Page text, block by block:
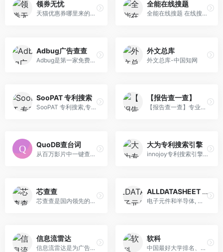
领券无忧
天猫优惠券哪里来的，天猫优惠券怎么领取？上领券无忧（lq5u.com）啊！专业的天猫超市优惠券领取网站，领券无忧app汇聚全网天猫淘宝优惠券。天猫优惠券免费领取 ，享天猫商城优惠价。
全能在线搜题
全能在线搜题 在线搜索网课答案 全能搜题官网 网课答案 搜题 免费搜题 在线搜题 学习通找答案 找答案 大学生 学习网站
Adbug广告查查
Adbug是第一家免费的数字广告搜索引擎，让广告营销圈人士检索到日益变化的营销信息，了解营销策略趋势，行业风向，全景洞悉广告生态圈生态发展，并侧面记录广告 商业文明。Adbug也会不断推出创新的广告应用场景来给营销人士丰富的体验
外文总库
外文总库-中国知网
SooPAT 专利搜索
SooPAT 专利搜索,专利搜索,专利查询,检索,下载
【报告查一查】
【报告查一查】专业研报平台丨收录海量行业报告/券商研报丨免费分享行业研报
QuoDB查台词
从百万影片中一键查找台词
大为专利搜索引擎
innojoy专利搜索引擎收录全球105多个国家1.4亿多件专利数据,简单易用.专利搜索,innojoy专利搜索,中文专利搜索引擎,专利检索,专利查询,专利下载,发明专利查询网, 为我国颇具创新能力的科学家、研发人员、法律专业人士等提供技术情报和研发决策支持,帮助我国用户参与全球性竞争。
芯查查
芯查查是国内领先的电子信息产业数据引擎，查芯片查企业找替代上芯查查
ALLDATASHEET 电子元件搜索引擎
电子元件和半导体, 集成电路, 二极管, 三端双向可控硅和其他半导体的
信息流雷达
信息流雷达是为广告主、媒体、运营优化师、营销商务提供一站式信息流广告解决方案的工具，通过分析广告热度、广告排行、媒体排行、竞品广告动态等，帮助您快速有效优化广告投放，及时了解广告市场动态、提升工作效率
软科
中国最好大学排名、中国最好学科排名、世界大学学术排名（中文版）世界一流学科排名、中国两岸四地大学排名是由软科（www.shanghairanking. cn）发布。是学生高 考择校、出国留学和社会各界了解分析国内外大学办学状况的重要参考。